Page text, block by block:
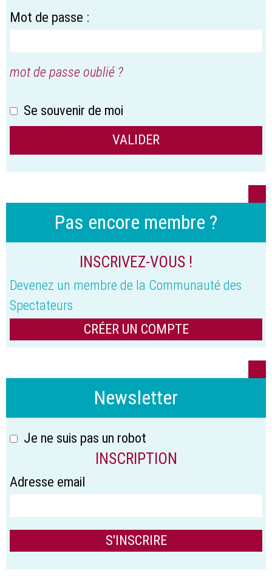
Mot de passe :
mot de passe oublié ?
Se souvenir de moi
Pas encore membre ?
INSCRIVEZ-VOUS !
Devenez un membre de la Communauté des
Spectateurs
CRÉER UN COMPTE
Newsletter
Je ne suis pas un robot
INSCRIPTION
Adresse email